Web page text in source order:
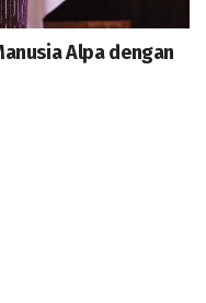
Alpa dengan